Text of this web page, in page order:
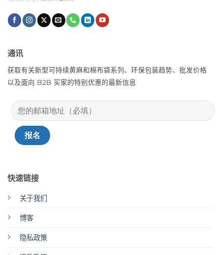
快速链接
关于我们
博客
隐私政策
通讯
获取有关新型可持续黄麻和棉布袋系列、环保包装趋势、批发价格
以及面向 B2B 买家的特别优惠的最新信息